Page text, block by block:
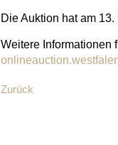
Die Auktion hat am
Weitere Informationen
Zurück